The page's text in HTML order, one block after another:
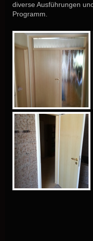
diverse Ausführungen
Programm.